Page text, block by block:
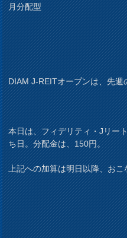
月分配型
DIAM J-REITオープンは、先
本日は、フィデリティ・Jリー
ち日。分配金は、150円。
上記への加算は明日以降、おこ